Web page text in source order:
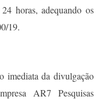
horas, adequando os
19.
imediata da divulgação
AR7 Pesquisas